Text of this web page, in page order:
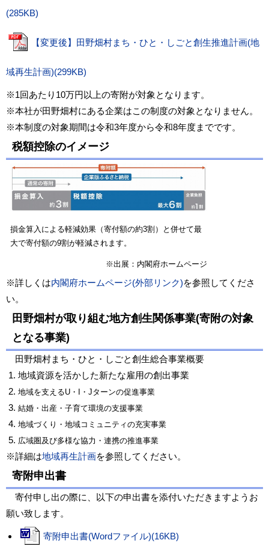
(285KB)
【変更後】田野畑村まち・ひと・しごと創生推進計画(地
域再生計画)(299KB)
※1回あたり10万円以上の寄附が対象となります。
※本社が田野畑村にある企業はこの制度の対象となりません。
※本制度の対象期間は令和3年度から令和8年度までです。
税額控除のイメージ
損金算入による軽減効果（寄付額の約3割）と併せて最
大で寄付額の9割が軽減されます。
※出展：内閣府ホームページ
※詳しくは内閣府ホームページ(外部リンク)を参照してくださ
い。
田野畑村が取り組む地方創生関係事業(寄附の対象
となる事業)
田野畑村まち・ひと・しごと創生総合事業概要
地域資源を活かした新たな雇用の創出事業
地域を支えるU・I・Jターンの促進事業
結婚・出産・子育て環境の支援事業
地域づくり・地域コミュニティの充実事業
広域圏及び多様な協力・連携の推進事業
※詳細は地域再生計画を参照してください。
寄附申出書
寄付申し出の際に、以下の申出書を添付いただきますようお
願い致します。
寄附申出書(Wordファイル)(16KB)